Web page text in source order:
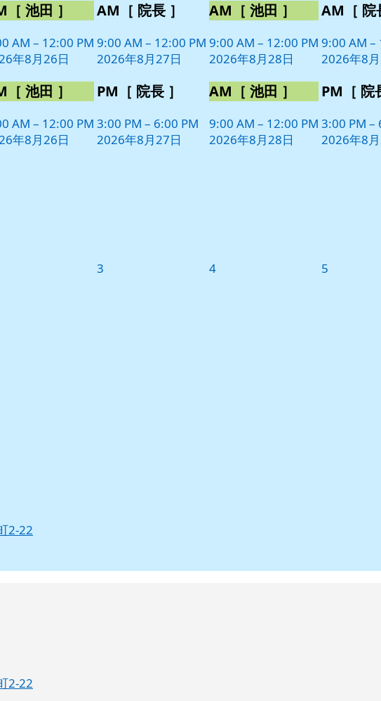
月
26
日
イ
ン
ト)
［ 池田 ］
AM – 12:00 PM
年8月26日
［ 池田 ］
AM – 12:00 PM
年8月26日
月
日
イ
ン
ト)
AM［ 院長 ］
9:00 AM – 12:00 PM
2026年8月27日
PM［ 院長 ］
3:00 PM – 6:00 PM
2026年8月27日
月
28
日
イ
ン
ト)
AM［ 池田 ］
9:00 AM – 12:00 PM
2026年8月28日
AM［ 池田 ］
9:00 AM – 12:00 PM
2026年8月28日
月
日
イ
ン
ト)
AM［ 院
9:00 AM –
2026年8
PM［ 院
3:00 PM –
2026年8
3 42026
5
2-22
2-22